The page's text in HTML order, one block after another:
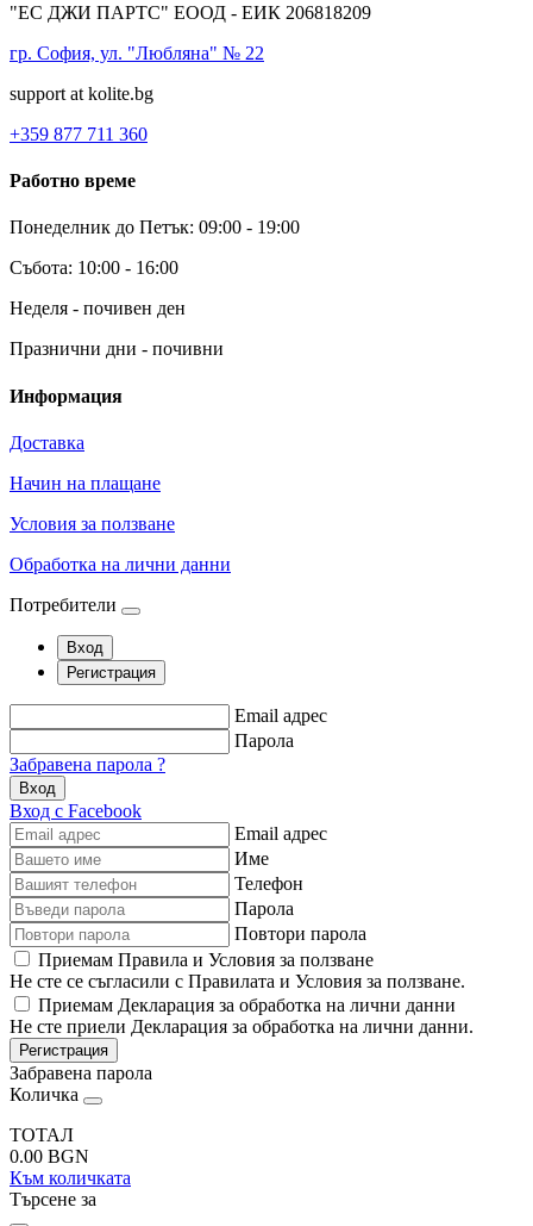
"ЕС ДЖИ ПАРТС" ЕООД - ЕИК 206818209
гр. София, ул. "Любляна" № 22
support at kolite.bg
+359 877 711 360
Работно време
Понеделник до Петък: 09:00 - 19:00
Събота: 10:00 - 16:00
Неделя - почивен ден
Празнични дни - почивни
Информация
Доставка
Начин на плащане
Условия за ползване
Обработка на лични данни
Потребители
Вход
Регистрация
Email адрес
Парола
Забравена парола ?
Вход
Вход с Facebook
Email адрес
Име
Телефон
Парола
Повтори парола
Приемам Правила и Условия за ползване
Не сте се съгласили с Правилата и Условия за ползване.
Приемам Декларация за обработка на лични данни
Не сте приели Декларация за обработка на лични данни.
Регистрация
Забравена парола
Количка
ТОТАЛ
0.00 BGN
Към количката
Търсене за